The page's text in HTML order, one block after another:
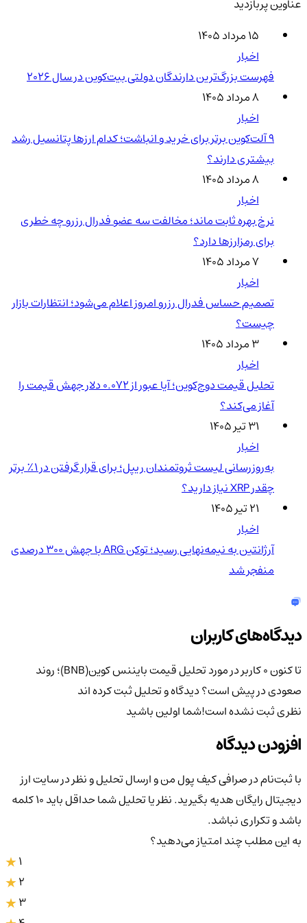
عناوین پربازدید
۱۵ مرداد ۱۴۰۵
اخبار
فهرست بزرگ‌ترین دارندگان دولتی بیت‌کوین در سال 2026
۸ مرداد ۱۴۰۵
اخبار
۹ آلت‌کوین برتر برای خرید و انباشت؛ کدام ارزها پتانسیل رشد
بیشتری دارند؟
۸ مرداد ۱۴۰۵
اخبار
نرخ بهره ثابت ماند؛ مخالفت سه عضو فدرال رزرو چه خطری
برای رمزارزها دارد؟
۷ مرداد ۱۴۰۵
اخبار
تصمیم حساس فدرال رزرو امروز اعلام می‌شود؛ انتظارات بازار
چیست؟
۳ مرداد ۱۴۰۵
اخبار
تحلیل قیمت دوج‌کوین؛ آیا عبور از ۰.۰۷۲ دلار جهش قیمت را
آغاز می‌کند؟
۳۱ تیر ۱۴۰۵
اخبار
به‌روزرسانی لیست ثروتمندان ریپل؛ برای قرار گرفتن در ۱٪ برتر
چقدر XRP نیاز دارید؟
۲۱ تیر ۱۴۰۵
اخبار
آرژانتین به نیمه‌نهایی رسید؛ توکن ARG با جهش ۳۰۰ درصدی
منفجر شد
دیدگاه‌های کاربران
تا کنون 0 کاربر در مورد
تحلیل قیمت بایننس کوین(BNB)؛ روند
صعودی در پیش است؟دیدگاه و تحلیل ثبت کرده اند
نظری ثبت نشده است!شما اولین باشید
افزودن دیدگاه
با ثبت‌نام در صرافی کیف پول من و ارسال تحلیل و نظر در سایت ارز
دیجیتال رایگان هدیه بگیرید. نظر یا تحلیل شما حداقل باید ۱۰ کلمه
باشد و تکراری نباشد.
به این مطلب چند امتیاز می‌دهید؟
3